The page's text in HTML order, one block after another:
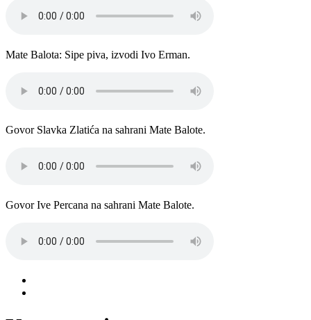
Mate Balota: Sipe piva, izvodi Ivo Erman.
Govor Slavka Zlatića na sahrani Mate Balote.
Govor Ive Percana na sahrani Mate Balote.